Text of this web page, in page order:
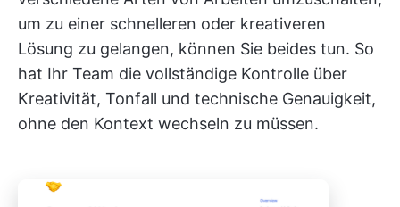
um zu einer schnelleren oder kreativeren
Lösung zu gelangen, können Sie beides tun. So
hat Ihr Team die vollständige Kontrolle über
Kreativität, Tonfall und technische Genauigkeit,
ohne den Kontext wechseln zu müssen.